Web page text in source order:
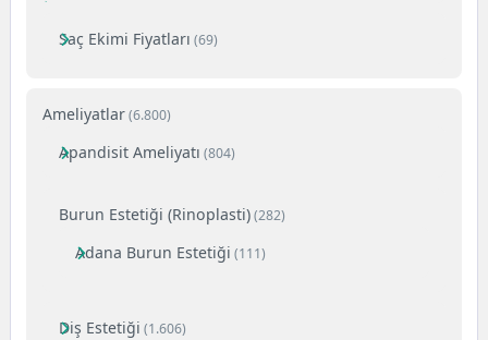
Saç Ekimi Fiyatları (69)
Ameliyatlar(6.800)
Apandisit Ameliyatı (804)
Burun Estetiği (Rinoplasti)(282)
Adana Burun Estetiği (111)
Diş Estetiği (1.606)